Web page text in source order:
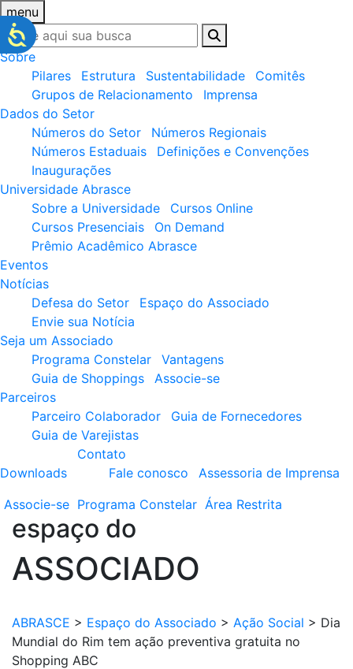
menu
Sobre
Pilares
Estrutura Sustentabilidade
Comitês
Grupos de Relacionamento
Imprensa
Dados do Setor
Números do Setor
Números Regionais
Números Estaduais
Definições e Convenções
Inaugurações
Universidade Abrasce
Sobre a Universidade
Cursos Online
Cursos Presenciais
On Demand
Prêmio Acadêmico Abrasce
Eventos
Notícias
Defesa do Setor
Espaço do Associado
Envie sua Notícia
Seja um Associado
Programa Constelar
Vantagens
Guia de Shoppings
Associe-se
Parceiros
Parceiro Colaborador
Guia de Fornecedores
Guia de Varejistas
Downloads
Contato
Fale conosco
Assessoria de Imprensa
Associe-se Programa Constelar Área Restrita
espaço do
ASSOCIADO
ABRASCE > Espaço do Associado > Ação Social > Dia
Mundial do Rim tem ação preventiva gratuita no
Shopping ABC